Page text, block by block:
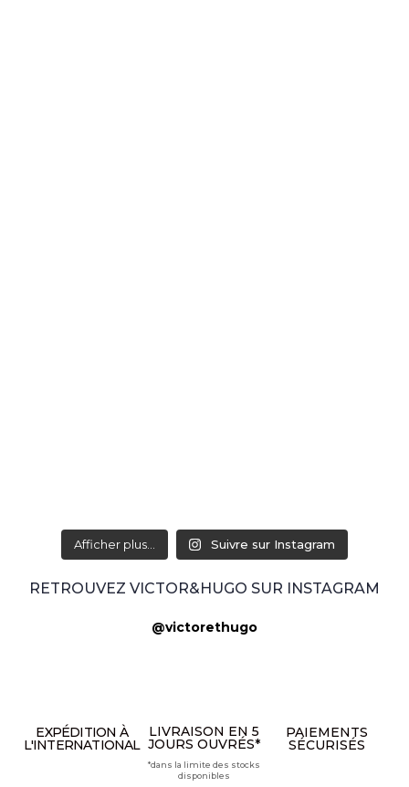
Afficher plus... Suivre sur Instagram
RETROUVEZ VICTOR&HUGO SUR INSTAGRAM
@victorethugo
EXPÉDITION À
L'INTERNATIONAL
LIVRAISON EN 5
JOURS OUVRÉS*
*dans la limite des stocks
disponibles
PAIEMENTS
SÉCURISÉS